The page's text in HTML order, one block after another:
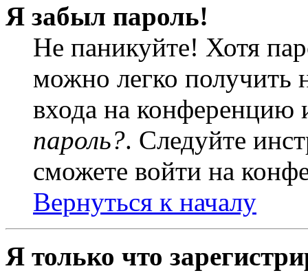
Я забыл пароль!
Не паникуйте! Хотя
можно легко получить
входа на
пароль?. Следуйте
сможете войти на
Вернуться к началу
Я только что